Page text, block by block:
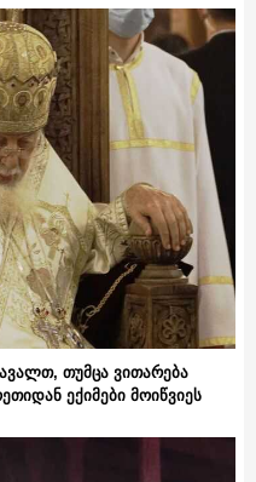
თუმცა ვითარება
ექიმები მოიწვიეს